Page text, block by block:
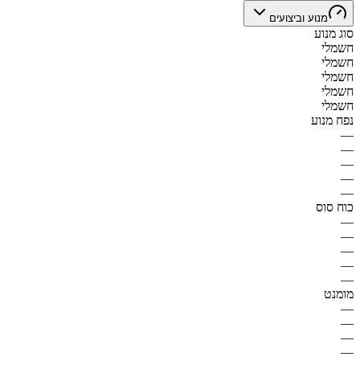
מנוע וביצועים
סוג מנוע
חשמלי
חשמלי
חשמלי
חשמלי
חשמלי
נפח מנוע
—
—
—
—
—
כוח סוס
—
—
—
—
—
מומנט
—
—
—
—